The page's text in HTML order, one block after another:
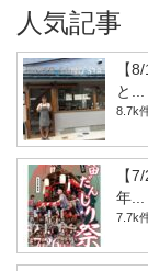
人気記事
【
と...
8.7k
【
年...
7.7k